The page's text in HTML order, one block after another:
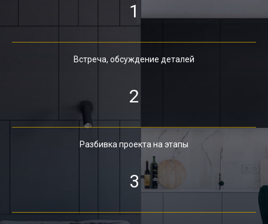
1
Встреча, обсуждение деталей
2
Разбивка проекта на этапы
3